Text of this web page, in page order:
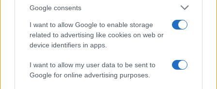
Google consents
I want to allow Google to enable storage
related to advertising like cookies on web or
device identifiers in apps.
I want to allow my user data to be sent to
Google for online advertising purposes.
‘salvaguardia’ è una barzelletta e Parigi 2024 sarà
offuscata per sempre dalla brutale ingiustizia fatta
a Carini”, è il duro atto d’accusa della scrittrice
Rowling, un’altra non certo di estrema destra,
commentando le giustificazioni di una funzionaria
del CIO.